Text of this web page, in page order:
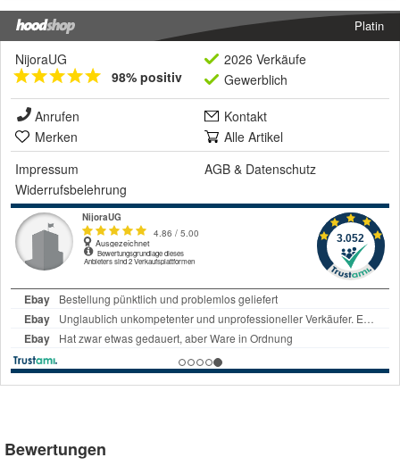
Platin
NijoraUG
98% positiv
2026 Verkäufe
Gewerblich
Anrufen
Kontakt
Merken
Alle Artikel
Impressum
AGB & Datenschutz
Widerrufsbelehrung
Bewertungen